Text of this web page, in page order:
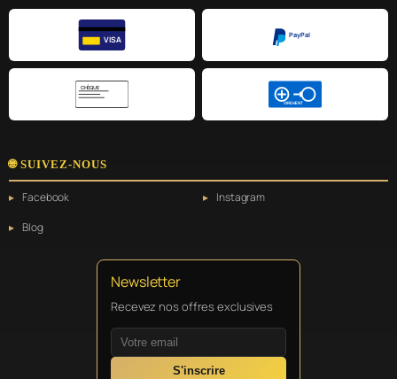
VISA
PayPal
CHÈQUE
VIREMENT
🌐 SUIVEZ-NOUS
Facebook
Instagram
Blog
Newsletter
Recevez nos offres exclusives
S'inscrire